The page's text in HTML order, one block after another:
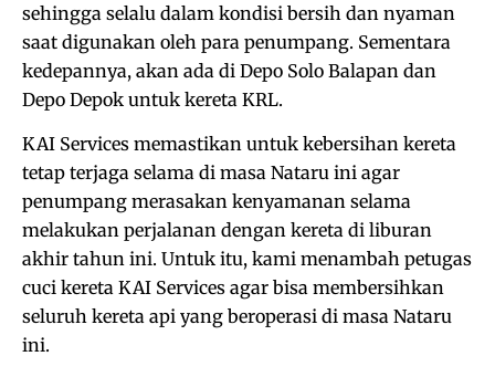
sehingga selalu dalam kondisi bersih dan nyaman
saat digunakan oleh para penumpang. Sementara
kedepannya, akan ada di Depo Solo Balapan dan
Depo Depok untuk kereta KRL.
KAI Services memastikan untuk kebersihan kereta
tetap terjaga selama di masa Nataru ini agar
penumpang merasakan kenyamanan selama
melakukan perjalanan dengan kereta di liburan
akhir tahun ini. Untuk itu, kami menambah petugas
cuci kereta KAI Services agar bisa membersihkan
seluruh kereta api yang beroperasi di masa Nataru
ini.